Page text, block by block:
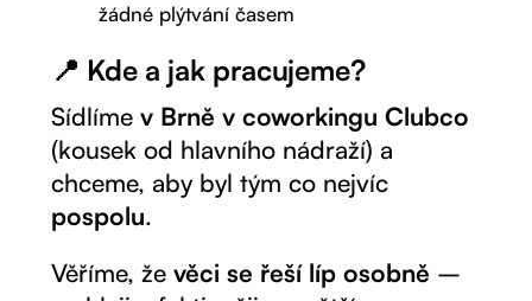
žádné plýtvání časem
📍 Kde a jak pracujeme?
Sídlímev Brně v coworkingu Clubco
(kousek od hlavního nádraží) a
chceme, aby byl tým co nejvíc
pospolu.
Věříme, ževěci se řeší líp osobně –